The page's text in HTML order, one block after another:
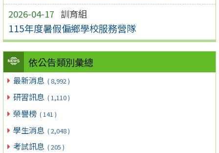
2026-04-17 訓育組
115年度暑假偏鄉學校服務營隊
依公告類別彙總
最新消息 ( 8,992 )
研習訊息 ( 1,110 )
榮譽榜 ( 141 )
學生消息 ( 2,048 )
考試訊息 ( 205 )